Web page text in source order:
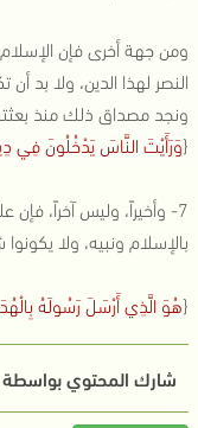
ومن جهة أخرى فإن الإسلام
النصر لهذا الدين، ولا بد
ونجد مصداق ذلك منذ
{وَرَأَيْتَ النَّاسَ يَدْخُلُونَ فِي
7- وأخيراً، وليس آخراً،
بالإسلام ونبيه، ولا
{هُوَ الَّذِي أَرْسَلَ رَسُولَهُ
شارك المحتوي